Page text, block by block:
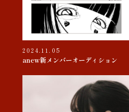
2024.11.05
anew新メンバーオーディション